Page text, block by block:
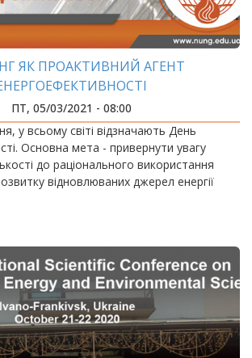
ЯК ПРОАКТИВНИЙ АГЕНТ
ПТ, 05/03/2021 - 08:00
у всьому світі відзначають День
Основна мета - привернути увагу
до раціонального використання
відновлюваних джерел енергії